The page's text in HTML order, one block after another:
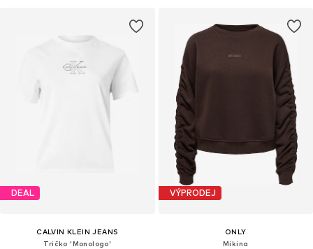
DEAL
CALVIN KLEIN JEANS
Tričko 'Monologo'
VÝPRODEJ
ONLY
Mikina